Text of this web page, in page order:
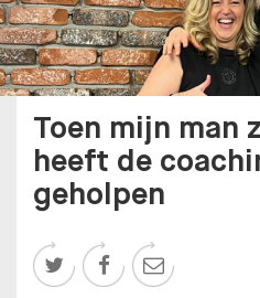
Toen mijn man
heeft de
geholpen
  